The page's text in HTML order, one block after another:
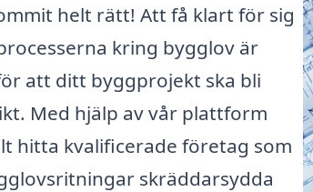
helt rätt! Att få klart för sig
kring bygglov är
att ditt byggprojekt ska bli
Med hjälp av vår plattform
hitta kvalificerade företag som
skräddarsydda